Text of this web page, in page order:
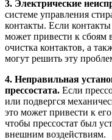
3. Электрические
системе управления
контакты. Если
может привести к сбоям
очистка контактов, а
могут решить эту
4. Неправильная
прессостата. Если
или подвергся
это может привести к
чтобы прессостат был
внешним воздействиям.